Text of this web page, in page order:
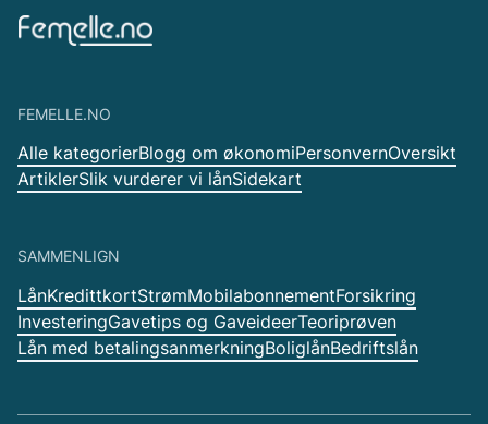
FEMELLE.NO
Alle kategorierBlogg om økonomiPersonvernOversikt
ArtiklerSlik vurderer vi lånSidekart
SAMMENLIGN
LånKredittkortStrømMobilabonnementForsikring
InvesteringGavetips og GaveideerTeoriprøven
Lån med betalingsanmerkningBoliglånBedriftslån